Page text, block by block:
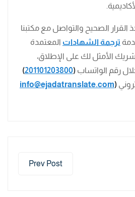
القرار الصحيح والتواصل مع مكتبنا
ترجمة الشهادات المعتمدة
الأمثل لك على الإطلاق،
رقم الواتساب (
201101203800
)
(
info@ejadatranslate.com
Prev Post